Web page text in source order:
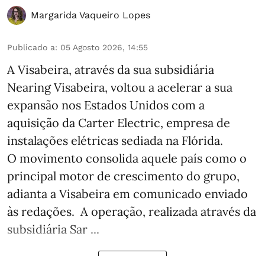
Margarida Vaqueiro Lopes
Publicado a: 05 Agosto 2026, 14:55
A Visabeira, através da sua subsidiária
Nearing Visabeira, voltou a acelerar a sua
expansão nos Estados Unidos com a
aquisição da Carter Electric, empresa de
instalações elétricas sediada na Flórida.
O movimento consolida aquele país como o
principal motor de crescimento do grupo,
adianta a Visabeira em comunicado enviado
às redações. A operação, realizada através da
subsidiária Sar ...